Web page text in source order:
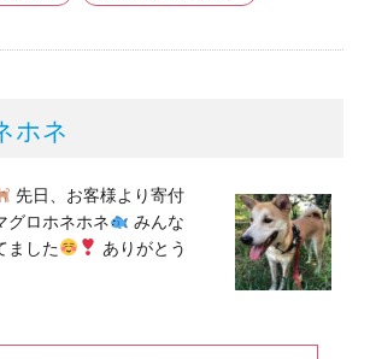
ホネ
先日、お客様より寄付
グロホネホネ
みんな
ました
ありがとう